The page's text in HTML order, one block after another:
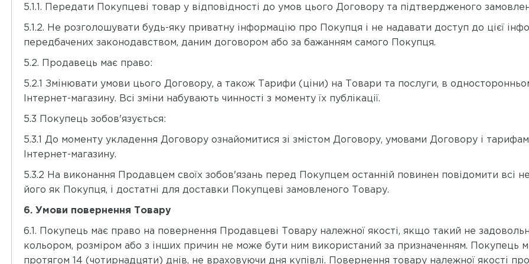
5.1.1. Передати Покупцеві товар у відповідності до умов цього Договору та підтвердженого
5.1.2. Не розголошувати будь-яку приватну інформацію про Покупця і не надавати доступ до цієї
передбачених законодавством, даним договором або за бажанням самого Покупця.
5.2. Продавець має право:
5.2.1 Змінювати умови цього Договору, а також Тарифи (ціни) на Товари та послуги, в
Інтернет-магазину. Всі зміни набувають чинності з моменту їх публікації.
5.3 Покупець зобов'язується:
5.3.1 До моменту укладення Договору ознайомитися зі змістом Договору, умовами Договору і
Інтернет-магазину.
5.3.2 На виконання Продавцем своїх зобов'язань перед Покупцем останній повинен повідомити всі
його як Покупця, і достатні для доставки Покупцеві замовленого Товару.
6. Умови повернення Товару
6.1. Покупець має право на повернення Продавцеві Товару належної якості, якщо такий не
кольором, розміром або з інших причин не може бути ним використаний за призначенням. Покупець
протягом 14 (чотирнадцяти) днів, не враховуючи дня купівлі. Повернення товару належної якості